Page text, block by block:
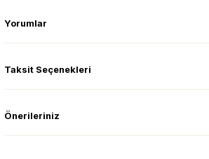
Yorumlar
Taksit Seçenekleri
Önerileriniz